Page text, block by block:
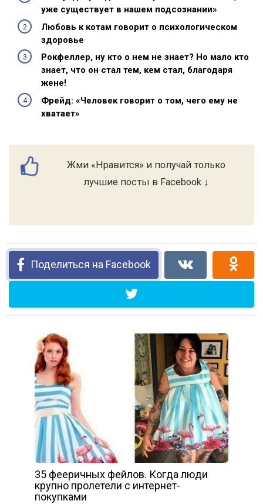
уже существует в нашем подсознании»
Любовь к котам говорит о психологическом
здоровье
Рокфеллер, ну кто о нем не знает? Но мало кто
знает, что он стал тем, кем стал, благодаря
жене!
Фрейд: «Человек говорит о том, чего ему не
хватает»
Жми «Нравится» и получай только
лучшие посты в Facebook ↓
Поделиться на Facebook
35 фееричных фейлов. Когда люди
крупно пролетели с интернет-
покупками